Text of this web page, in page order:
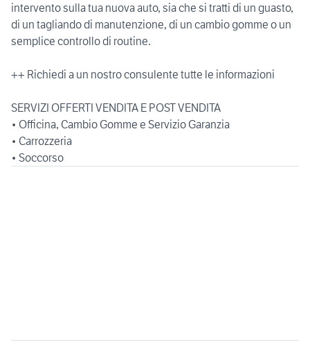
intervento sulla tua nuova auto, sia che si tratti di un guasto,
di un tagliando di manutenzione, di un cambio gomme o un
semplice controllo di routine.
++ Richiedi a un nostro consulente tutte le informazioni
SERVIZI OFFERTI VENDITA E POST VENDITA
• Officina, Cambio Gomme e Servizio Garanzia
• Carrozzeria
• Soccorso